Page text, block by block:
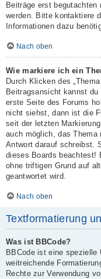
Beiträge erst
werden. Bitte kontaktiere
Informationen dazu
Nach oben
Wie markiere ich ein
Durch Klicken des
Beitragsansicht kannst
erste Seite des Forums
nicht siehst, dann ist die
seit der letzten
auch möglich, das Thema
Antwort darauf schreibst.
dieses Boards beachtest!
ohne triftigen Grund auf
geantwortet wird.
Nach oben
Textformatierung
Was ist BBCode?
BBCode ist eine
weitreichende
Rechte zur Verwendung